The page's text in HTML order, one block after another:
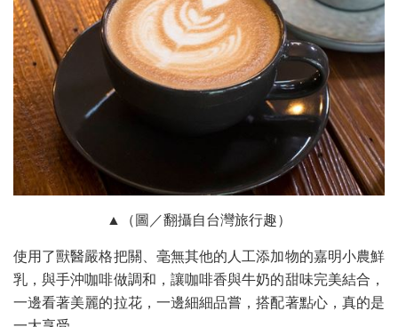
▲（圖／翻攝自台灣旅行趣）
使用了獸醫嚴格把關、毫無其他的人工添加物的嘉明小農鮮
乳，與手沖咖啡做調和，讓咖啡香與牛奶的甜味完美結合，
一邊看著美麗的拉花，一邊細細品嘗，搭配著點心，真的是